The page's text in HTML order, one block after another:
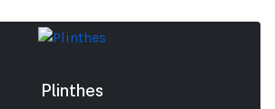
Plinthes